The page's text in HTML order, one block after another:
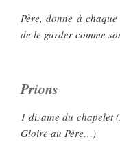
Père, donne à
de le garder comme
Prions
1 dizaine du chapelet
Gloire au Père…)